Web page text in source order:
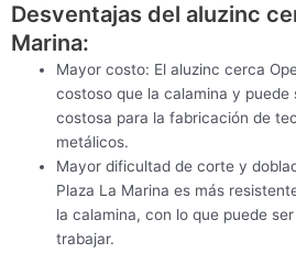
Desventajas del aluzinc
Marina:
Mayor costo: El aluzinc cerca
costoso que la calamina y puede
costosa para la fabricación de
metálicos.
Mayor dificultad de corte y
Plaza La Marina es más
la calamina, con lo que puede
trabajar.